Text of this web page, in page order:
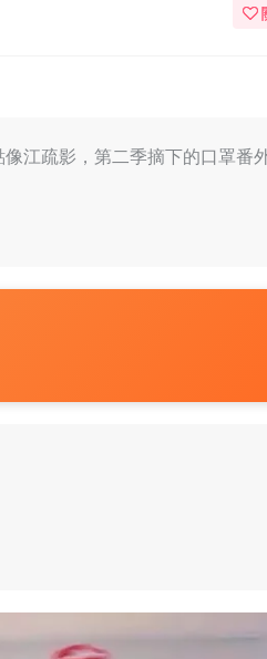
江疏影，第二季摘下的口罩番